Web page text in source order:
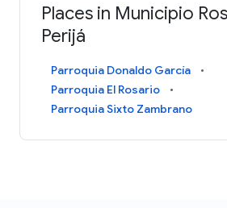
Places in Municipio
Perijá
Parroquia Donaldo García
Parroquia El Rosario
Parroquia Sixto Zambrano